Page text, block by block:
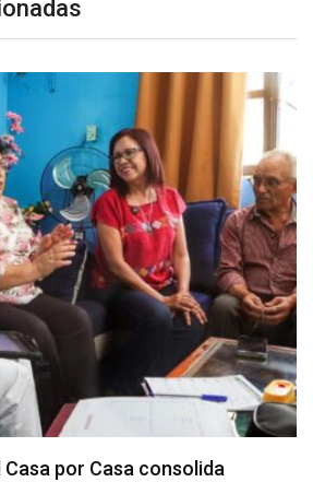
Casa por Casa consolida